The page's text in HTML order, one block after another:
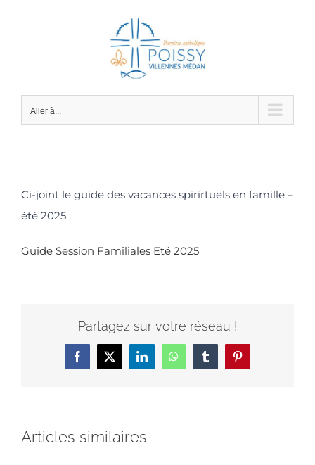
Aller à...
Ci-joint le guide des vacances spirirtuels en famille –
été 2025 :
Guide Session Familiales Eté 2025
Partagez sur votre réseau !
Facebook
X LinkedInWhatsAppTumblrPinterest
Articles similaires